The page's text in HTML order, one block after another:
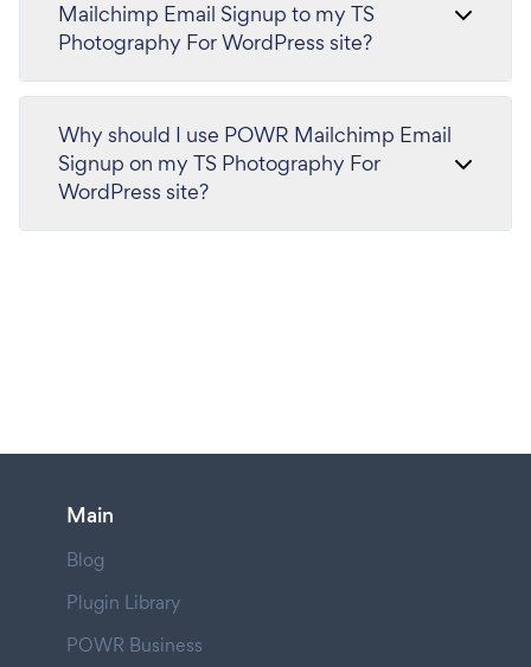
Mailchimp Email Signup to my TS
Photography For WordPress site?
Why should I use POWR Mailchimp Email
Signup on my TS Photography For
WordPress site?
Main
Blog
Plugin Library
POWR Business